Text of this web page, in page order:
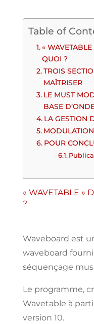
Table of
« WAVETABLE
QUOI ?
TROIS
MAÎTRISER
LE MUST
BASE
LA GESTION
POUR
« WAVETABLE »
?
Waveboard est
waveboard
séquençage
Le programme,
Wavetable à
version 10.